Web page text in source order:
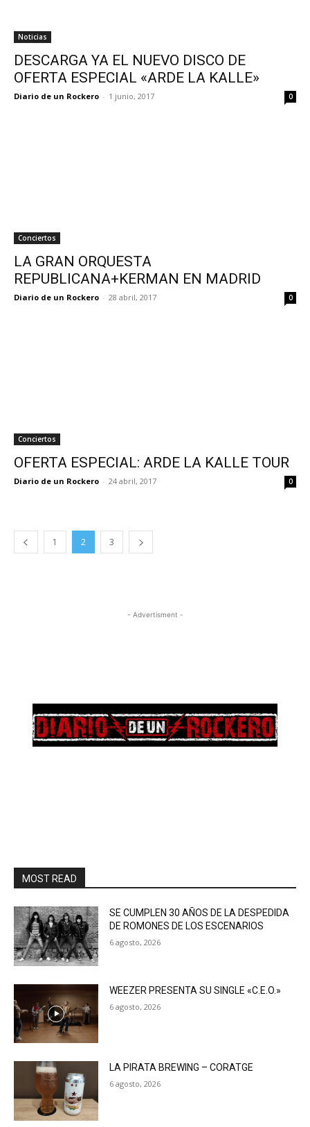
Noticias
DESCARGA YA EL NUEVO DISCO DE
OFERTA ESPECIAL «ARDE LA KALLE»
Diario de un Rockero - 1 junio, 2017 0
Conciertos
LA GRAN ORQUESTA
REPUBLICANA+KERMAN EN MADRID
Diario de un Rockero - 28 abril, 2017 0
Conciertos
OFERTA ESPECIAL: ARDE LA KALLE TOUR
Diario de un Rockero - 24 abril, 2017 0
1 2 3
- Advertisment -
MOST READ
SE CUMPLEN 30 AÑOS DE LA DESPEDIDA
DE ROMONES DE LOS ESCENARIOS
6 agosto, 2026
WEEZER PRESENTA SU SINGLE «C.E.O.»
6 agosto, 2026
LA PIRATA BREWING – CORATGE
6 agosto, 2026